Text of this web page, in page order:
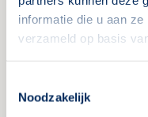
informatie die u aan
verzameld op basis
Noodzakelijk
Als ik aan het